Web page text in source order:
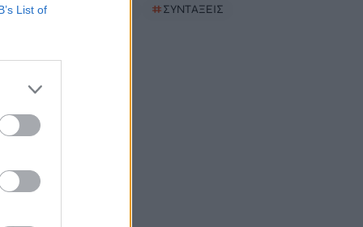
List of
#ΣΥΝΤΑΞΕΙΣ